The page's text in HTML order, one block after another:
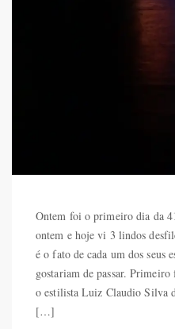
Ontem foi o primeiro dia da
ontem e hoje vi 3 lindos
é o fato de cada um dos seus
gostariam de passar.
o estilista Luiz Claudio Silva
[…]